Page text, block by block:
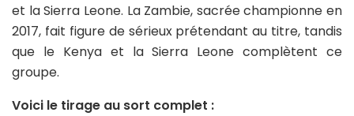
et la Sierra Leone. La Zambie, sacrée championne en
2017, fait figure de sérieux prétendant au titre, tandis
que le Kenya et la Sierra Leone complètent ce
groupe.
Voici le tirage au sort complet :